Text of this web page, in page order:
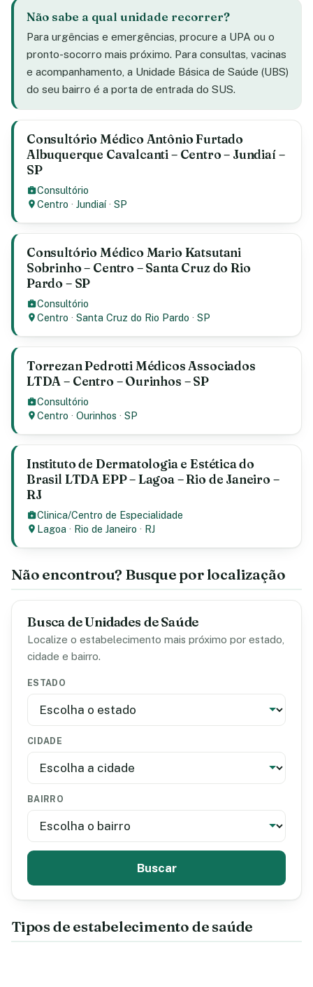
Não sabe a qual unidade recorrer?
Para urgências e emergências, procure a UPA ou o
pronto-socorro mais próximo. Para consultas, vacinas
e acompanhamento, a Unidade Básica de Saúde (UBS)
do seu bairro é a porta de entrada do SUS.
Consultório Médico Antônio Furtado
Albuquerque Cavalcanti – Centro – Jundiaí –
SP
Consultório
Centro ·Jundiaí ·SP
Consultório Médico Mario Katsutani
Sobrinho – Centro – Santa Cruz do Rio
Pardo – SP
Consultório
Centro ·Santa Cruz do Rio Pardo ·SP
Torrezan Pedrotti Médicos Associados
LTDA – Centro – Ourinhos – SP
Consultório
Centro ·Ourinhos ·SP
Instituto de Dermatologia e Estética do
Brasil LTDA EPP – Lagoa – Rio de Janeiro –
RJ
Clinica/Centro de Especialidade
Lagoa · Rio de Janeiro · RJ
Não encontrou? Busque por localização
Busca de Unidades de Saúde
Localize o estabelecimento mais próximo por estado,
cidade e bairro.
ESTADO
CIDADE
BAIRRO
Buscar
Tipos de estabelecimento de saúde